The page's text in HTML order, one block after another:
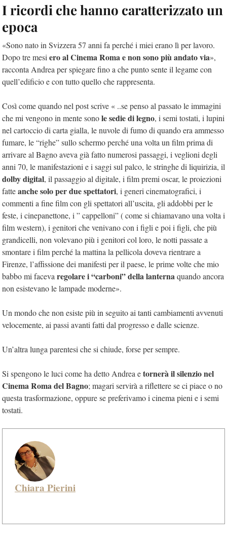
I ricordi che hanno caratterizzato un
epoca
«Sono nato in Svizzera 57 anni fa perché i miei erano lì per lavoro.
Dopo tre mesi ero al Cinema Roma e non sono più andato via»,
racconta Andrea per spiegare fino a che punto sente il legame con
quell’edificio e con tutto quello che rappresenta.
Così come quando nel post scrive « ..se penso al passato le immagini
che mi vengono in mente sonole sedie di legno, i semi tostati, i lupini
nel cartoccio di carta gialla, le nuvole di fumo di quando era ammesso
fumare, le “righe” sullo schermo perché una volta un film prima di
arrivare al Bagno aveva già fatto numerosi passaggi, i veglioni degli
anni 70, le manifestazioni e i saggi sul palco, le stringhe di liquirizia, il
dolby digital, il passaggio al digitale, i film premi oscar, le proiezioni
fatteanche solo per due spettatori, i generi cinematografici, i
commenti a fine film con gli spettatori all’uscita, gli addobbi per le
feste, i cinepanettone, i ” cappelloni” ( come si chiamavano una volta i
film western), i genitori che venivano con i figli e poi i figli, che più
grandicelli, non volevano più i genitori col loro, le notti passate a
smontare i film perché la mattina la pellicola doveva rientrare a
Firenze, l’affissione dei manifesti per il paese, le prime volte che mio
babbo mi faceva regolare i “carboni” della lanternaquando ancora
non esistevano le lampade moderne».
Un mondo che non esiste più in seguito ai tanti cambiamenti avvenuti
velocemente, ai passi avanti fatti dal progresso e dalle scienze.
Un’altra lunga parentesi che si chiude, forse per sempre.
Si spengono le luci come ha detto Andrea etornerà il silenzio nel
Cinema Roma del Bagno; magari servirà a riflettere se ci piace o no
questa trasformazione, oppure se preferivamo i cinema pieni e i semi
tostati.
Chiara Pierini